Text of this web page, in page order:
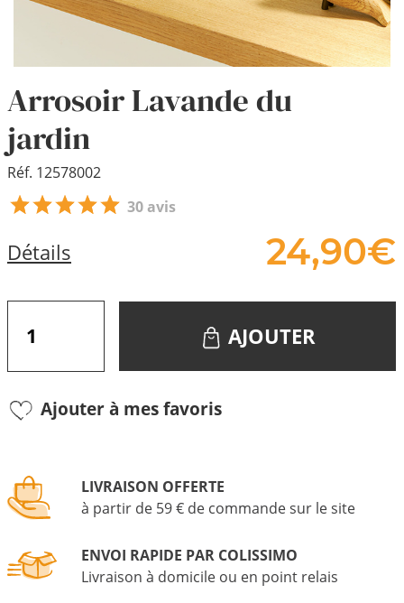
Arrosoir Lavande du
jardin
Réf. 12578002
30 avis
Détails 24,90€
AJOUTER
Ajouter à mes favoris
LIVRAISON OFFERTE
à partir de 59 € de commande sur le site
ENVOI RAPIDE PAR COLISSIMO
Livraison à domicile ou en point relais